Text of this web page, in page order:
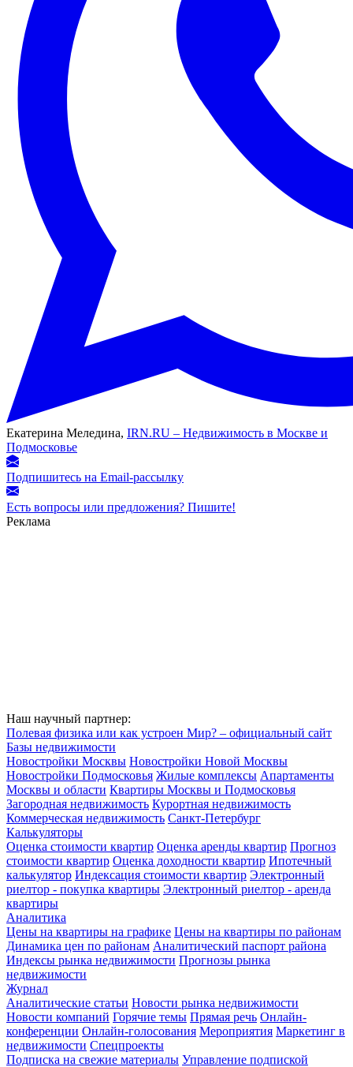
Екатерина Меледина, IRN.RU – Недвижимость в Москве и
Подмосковье
Подпишитесь на Email-рассылку
Есть вопросы или предложения? Пишите!
Реклама
Наш научный партнер:
Полевая физика или как устроен Мир? – официальный сайт
Базы недвижимости
Новостройки Москвы Новостройки Новой Москвы
Новостройки Подмосковья Жилые комплексы Апартаменты
Москвы и области Квартиры Москвы и Подмосковья
Загородная недвижимость Курортная недвижимость
Коммерческая недвижимость Санкт-Петербург
Калькуляторы
Оценка стоимости квартир Оценка аренды квартир Прогноз
стоимости квартир Оценка доходности квартир Ипотечный
калькулятор Индексация стоимости квартир Электронный
риелтор - покупка квартиры Электронный риелтор - аренда
квартиры
Аналитика
Цены на квартиры на графике Цены на квартиры по районам
Динамика цен по районам Аналитический паспорт района
Индексы рынка недвижимости Прогнозы рынка
недвижимости
Журнал
Аналитические статьи Новости рынка недвижимости
Новости компаний Горячие темы Прямая речь Онлайн-
конференции Онлайн-голосования Мероприятия Маркетинг в
недвижимости Спецпроекты
Подписка на свежие материалы Управление подпиской